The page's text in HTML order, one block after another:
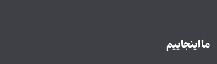
ما اینجاییم